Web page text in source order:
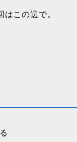
この辺で。